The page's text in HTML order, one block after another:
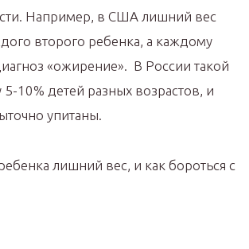
Например, в США лишний вес
второго ребенка, а каждому
«ожирение». В России такой
5-10% детей разных возрастов, и
упитаны.
лишний вес, и как бороться с